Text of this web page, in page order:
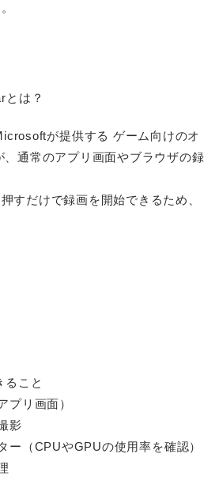
は？
が提供する ゲーム向けのオ
、通常のアプリ画面やブラウザの録
すだけで録画を開始できるため、
ること
プリ画面）
影
ー（CPUやGPUの使用率を確認）